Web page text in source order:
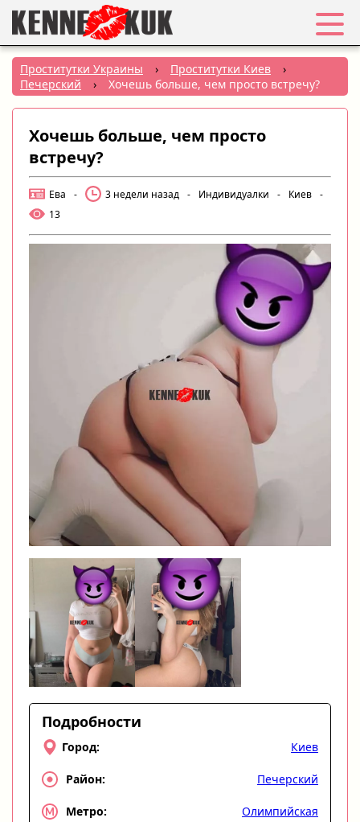
Избранное
Вход
Регистрация
Города:
Создать объявление
Проститутки Украины › Проститутки Киев
›
Печерский
› Хочешь больше, чем просто встречу?
Хочешь больше, чем просто
встречу?
Ева - 3 недели назад - Индивидуалки - Киев -
13
Подробности
Город: Киев
Район: Печерский
Метро: Олимпийская